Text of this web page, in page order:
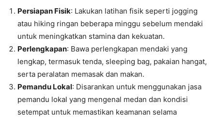
Persiapan Fisik: Lakukan latihan fisik seperti jogging
atau hiking ringan beberapa minggu sebelum mendaki
untuk meningkatkan stamina dan kekuatan.
Perlengkapan: Bawa perlengkapan mendaki yang
lengkap, termasuk tenda, sleeping bag, pakaian hangat,
serta peralatan memasak dan makan.
Pemandu Lokal: Disarankan untuk menggunakan jasa
pemandu lokal yang mengenal medan dan kondisi
setempat untuk memastikan keamanan selama